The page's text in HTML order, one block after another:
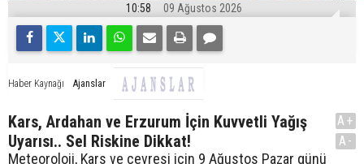
10:58 09 Ağustos 2026
Haber Kaynağı Ajanslar
Kars, Ardahan ve Erzurum İçin Kuvvetli Yağış
Uyarısı.. Sel Riskine Dikkat!
Meteoroloji, Kars ve çevresi için 9 Ağustos Pazar günü
A+
A-